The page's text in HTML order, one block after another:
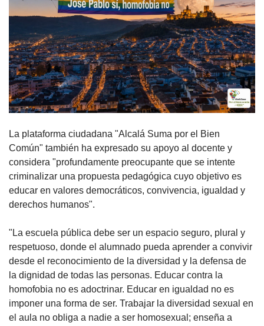
La plataforma ciudadana "Alcalá Suma por el Bien
Común" también ha expresado su apoyo al docente y
considera "profundamente preocupante que se intente
criminalizar una propuesta pedagógica cuyo objetivo es
educar en valores democráticos, convivencia, igualdad y
derechos humanos".
"La escuela pública debe ser un espacio seguro, plural y
respetuoso, donde el alumnado pueda aprender a convivir
desde el reconocimiento de la diversidad y la defensa de
la dignidad de todas las personas. Educar contra la
homofobia no es adoctrinar. Educar en igualdad no es
imponer una forma de ser. Trabajar la diversidad sexual en
el aula no obliga a nadie a ser homosexual; enseña a